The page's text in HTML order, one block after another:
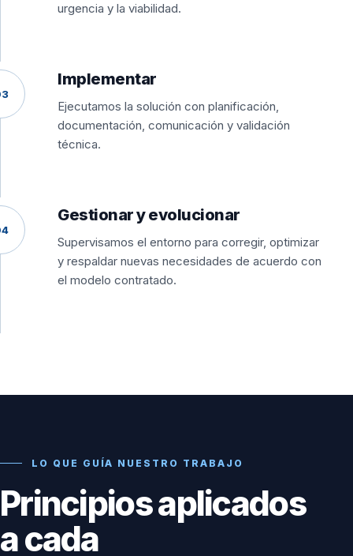
urgencia y la viabilidad.
Implementar
Ejecutamos la solución con planificación,
documentación, comunicación y validación
técnica.
Gestionar y evolucionar
Supervisamos el entorno para corregir, optimizar
y respaldar nuevas necesidades de acuerdo con
el modelo contratado.
LO QUE GUÍA NUESTRO TRABAJO
Principios aplicados
a cada